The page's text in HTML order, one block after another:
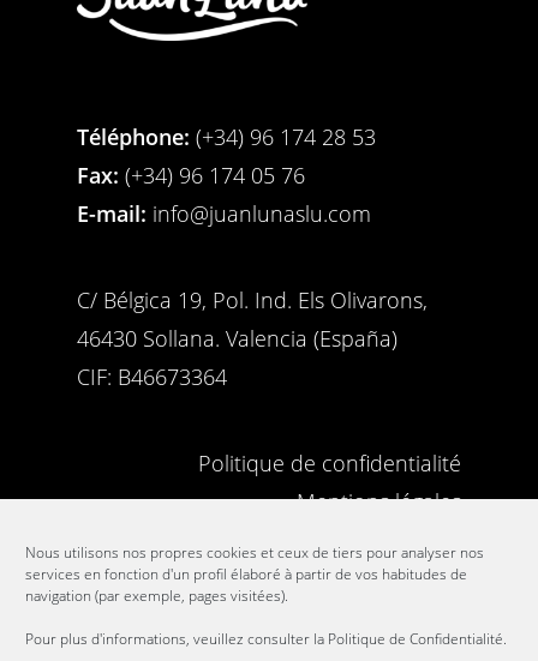
Nous utilisons nos propres cookies et ceux de tiers pour analyser nos
services en fonction d'un profil élaboré à partir de vos habitudes de
navigation (par exemple, pages visitées).
Pour plus d'informations, veuillez consulter la Politique de Confidentialité.
Téléphone: (+34) 96 174 28 53
Fax: (+34) 96 174 05 76
E-mail: info@juanlunaslu.com
C/ Bélgica 19, Pol. Ind. Els Olivarons,
46430 Sollana. Valencia (España)
CIF: B46673364
Politique de confidentialité
Mentions légales
Politique de cookies
Canal Éthique